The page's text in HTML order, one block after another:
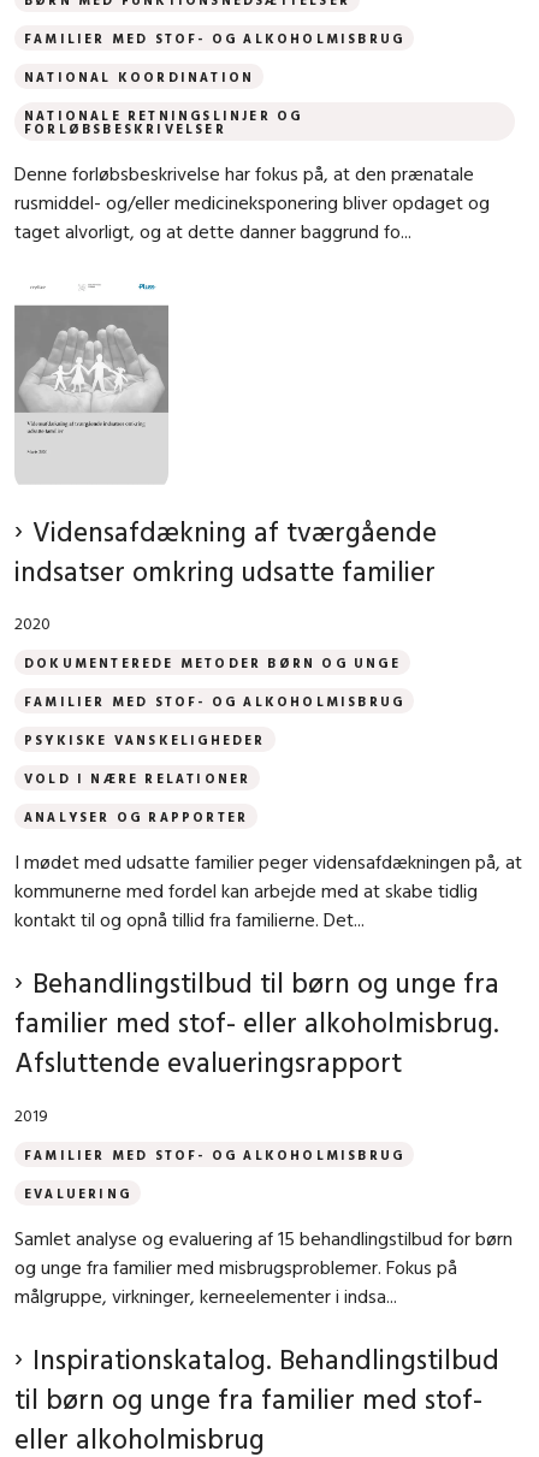
FAMILIER MED STOF- OG ALKOHOLMISBRUG
NATIONAL KOORDINATION
NATIONALE RETNINGSLINJER OG
FORLØBSBESKRIVELSER
Denne forløbsbeskrivelse har fokus på, at den prænatale
rusmiddel- og/eller medicineksponering bliver opdaget og
taget alvorligt, og at dette danner baggrund fo...
Vidensafdækning af tværgående
indsatser omkring udsatte familier
2020
DOKUMENTEREDE METODER BØRN OG UNGE
FAMILIER MED STOF- OG ALKOHOLMISBRUG
PSYKISKE VANSKELIGHEDER
VOLD I NÆRE RELATIONER
ANALYSER OG RAPPORTER
I mødet med udsatte familier peger vidensafdækningen på, at
kommunerne med fordel kan arbejde med at skabe tidlig
kontakt til og opnå tillid fra familierne. Det...
Behandlingstilbud til børn og unge fra
familier med stof- eller alkoholmisbrug.
Afsluttende evalueringsrapport
2019
FAMILIER MED STOF- OG ALKOHOLMISBRUG
EVALUERING
Samlet analyse og evaluering af 15 behandlingstilbud for børn
og unge fra familier med misbrugsproblemer. Fokus på
målgruppe, virkninger, kerneelementer i indsa...
Inspirationskatalog. Behandlingstilbud
til børn og unge fra familier med stof-
eller alkoholmisbrug